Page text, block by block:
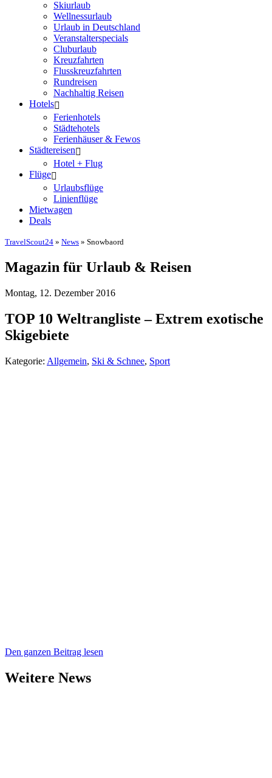
Skiurlaub
Wellnessurlaub
Urlaub in Deutschland
Veranstalterspecials
Cluburlaub
Kreuzfahrten
Flusskreuzfahrten
Rundreisen
Nachhaltig Reisen
Hotels
Ferienhotels
Städtehotels
Ferienhäuser & Fewos
Städtereisen
Hotel + Flug
Flüge
Urlaubsflüge
Linienflüge
Mietwagen
Deals
TravelScout24 » News » Snowbaord
Magazin für Urlaub & Reisen
Montag, 12. Dezember 2016
TOP 10 Weltrangliste – Extrem exotische
Skigebiete
Kategorie: Allgemein, Ski & Schnee, Sport
Den ganzen Beitrag lesen
Weitere News